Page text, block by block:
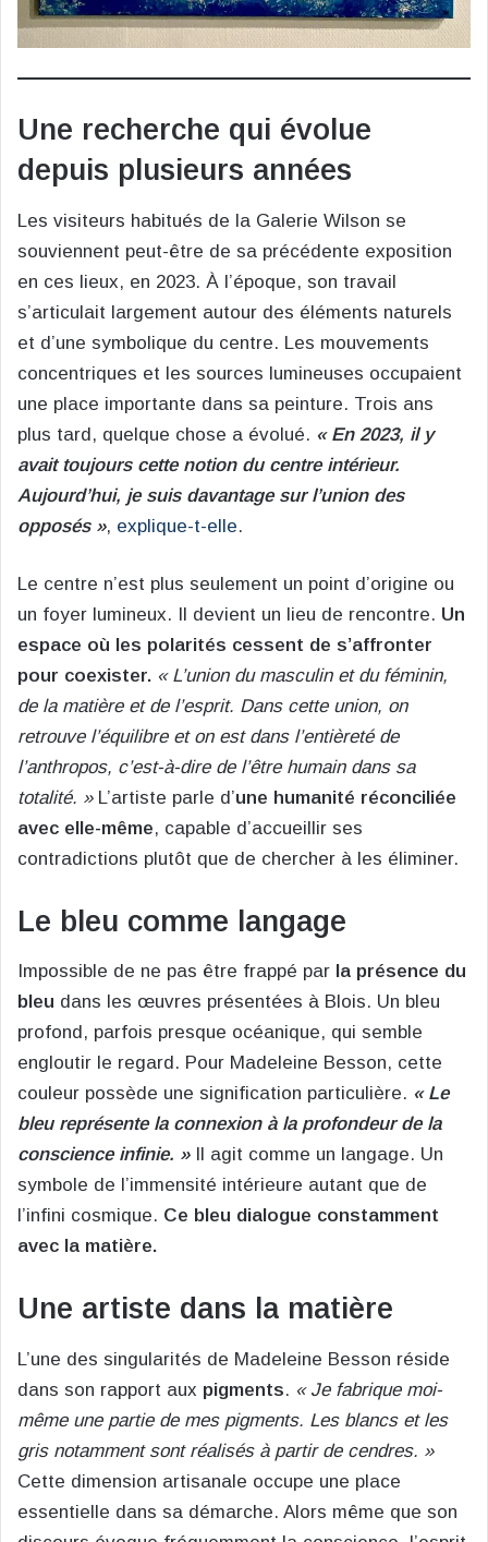
Une recherche qui évolue
depuis plusieurs années
Les visiteurs habitués de la Galerie Wilson se
souviennent peut-être de sa précédente exposition
en ces lieux, en 2023. À l’époque, son travail
s’articulait largement autour des éléments naturels
et d’une symbolique du centre. Les mouvements
concentriques et les sources lumineuses occupaient
une place importante dans sa peinture. Trois ans
plus tard, quelque chose a évolué. « En 2023, il y
avait toujours cette notion du centre intérieur.
Aujourd’hui, je suis davantage sur l’union des
opposés », explique-t-elle.
Le centre n’est plus seulement un point d’origine ou
un foyer lumineux. Il devient un lieu de rencontre. Un
espace où les polarités cessent de s’affronter
pour coexister. « L’union du masculin et du féminin,
de la matière et de l’esprit. Dans cette union, on
retrouve l’équilibre et on est dans l’entièreté de
l’anthropos, c’est-à-dire de l’être humain dans sa
totalité. »L’artiste parle d’une humanité réconciliée
avec elle-même, capable d’accueillir ses
contradictions plutôt que de chercher à les éliminer.
Le bleu comme langage
Impossible de ne pas être frappé par la présence du
bleu dans les œuvres présentées à Blois. Un bleu
profond, parfois presque océanique, qui semble
engloutir le regard. Pour Madeleine Besson, cette
couleur possède une signification particulière. « Le
bleu représente la connexion à la profondeur de la
conscience infinie. »Il agit comme un langage. Un
symbole de l’immensité intérieure autant que de
l’infini cosmique. Ce bleu dialogue constamment
avec la matière.
Une artiste dans la matière
L’une des singularités de Madeleine Besson réside
dans son rapport aux pigments. « Je fabrique moi-
même une partie de mes pigments. Les blancs et les
gris notamment sont réalisés à partir de cendres. »
Cette dimension artisanale occupe une place
essentielle dans sa démarche. Alors même que son